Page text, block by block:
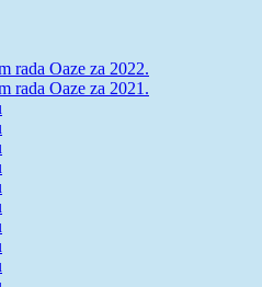
rada Oaze za 2022.
rada Oaze za 2021.